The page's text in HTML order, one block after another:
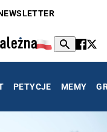
PETYCJE MEMY